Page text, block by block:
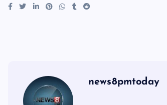
news8pmtoday